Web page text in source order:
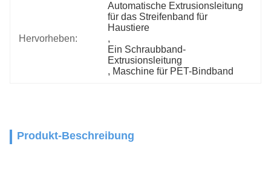
Hervorheben:
Automatische Extrusionsleitung
für das Streifenband für
Haustiere
,
Ein Schraubband-
Extrusionsleitung
, Maschine für PET-Bindband
Produkt-Beschreibung